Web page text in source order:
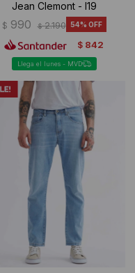
Jean Clemont - I19
$ 990 $ 2.190 54
$ 842
Llega el lunes - MVD